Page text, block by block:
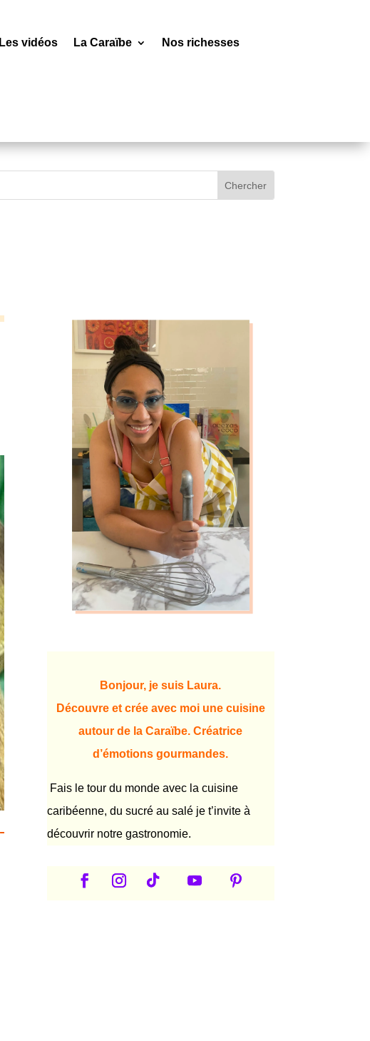
Les vidéos La Caraïbe Nos richesses
Bonjour, je suis Laura.
Découvre et crée avec moi une cuisine
autour de la Caraïbe. Créatrice
d’émotions gourmandes.
Fais le tour du monde avec la cuisine
caribéenne, du sucré au salé je t’invite à
découvrir notre gastronomie.